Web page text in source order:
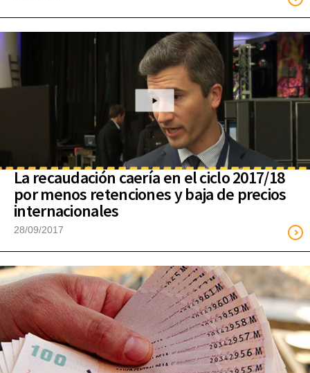
La recaudación caería en el ciclo 2017/18
por menos retenciones y baja de precios
internacionales
28/09/2017